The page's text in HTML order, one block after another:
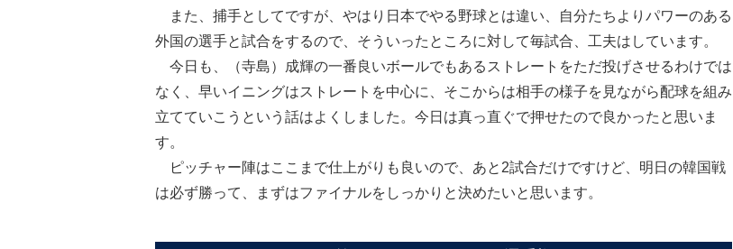
また、捕手としてですが、やはり日本でやる野球とは違い、自分たちよりパワーのある
外国の選手と試合をするので、そういったところに対して毎試合、工夫はしています。
今日も、（寺島）成輝の一番良いボールでもあるストレートをただ投げさせるわけでは
なく、早いイニングはストレートを中心に、そこからは相手の様子を見ながら配球を組み
立てていこうという話はよくしました。今日は真っ直ぐで押せたので良かったと思いま
す。
ピッチャー陣はここまで仕上がりも良いので、あと2試合だけですけど、明日の韓国戦
は必ず勝って、まずはファイナルをしっかりと決めたいと思います。